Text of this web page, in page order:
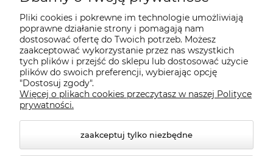
dopasowane do Twoich
potrzeb. Wystarczy się z nami
skontaktować, a my zajmiemy się resztą.
Dlaczego warto wybrać nas?
Komfortowe zakupy
online:Zamówienie możesz złożyć
wygodnie przez nasz sklep
internetowy jak i skontaktować się z
jednym z naszych specjalistów na
pewno sprostają Państwa
Pliki cookies i pokrewne im technologie umożliwiają
poprawne działanie strony i pomagają nam
dostosować ofertę do Twoich potrzeb. Możesz
zaakceptować wykorzystanie przez nas wszystkich
tych plików i przejść do sklepu lub dostosować użycie
plików do swoich preferencji, wybierając opcję
"Dostosuj zgody".
Więcej o plikach cookies przeczytasz w naszej Polityce
prywatności.
zaakceptuj tylko niezbędne